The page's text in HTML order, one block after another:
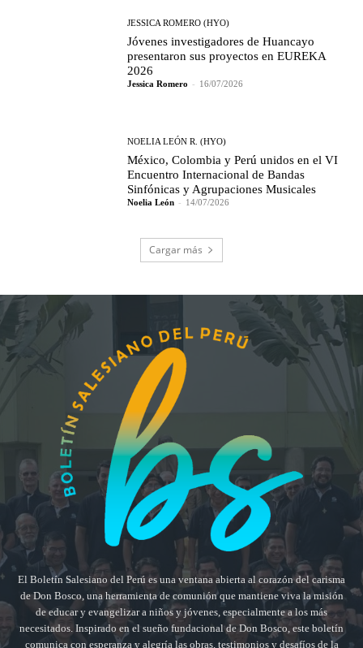
JESSICA ROMERO (HYO)
Jóvenes investigadores de Huancayo
presentaron sus proyectos en EUREKA
2026
Jessica Romero - 16/07/2026
NOELIA LEÓN R. (HYO)
México, Colombia y Perú unidos en el VI
Encuentro Internacional de Bandas
Sinfónicas y Agrupaciones Musicales
Noelia León - 14/07/2026
Cargar más
El Boletín Salesiano del Perú es una ventana abierta al corazón del carisma
de Don Bosco, una herramienta de comunión que mantiene viva la misión
de educar y evangelizar a niños y jóvenes, especialmente a los más
necesitados. Inspirado en el sueño fundacional de Don Bosco, este boletín
comunica con esperanza y alegría las obras, testimonios y desafíos de la